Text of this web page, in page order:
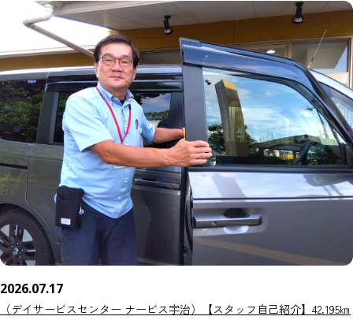
2026.07.17
（デイサービスセンター ナービス宇治）【スタッフ自己紹介】42.195㎞